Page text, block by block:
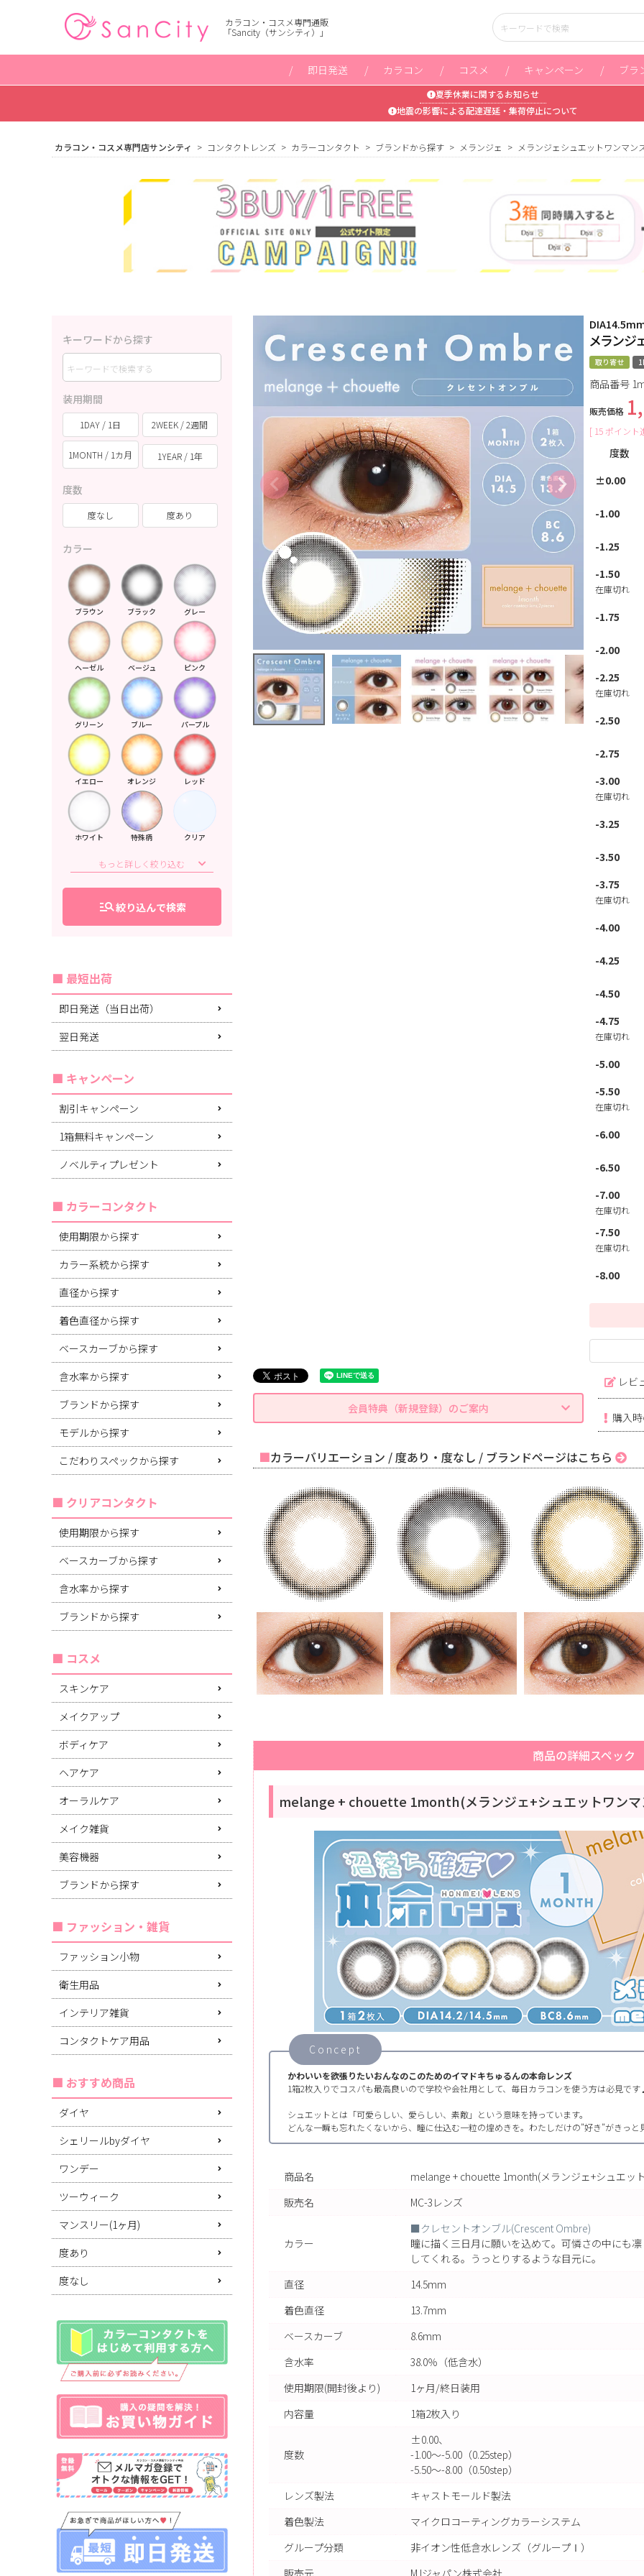
カラコン・コスメ専門通販
「Sancity（サンシティ）」
即日発送 カラコン コスメ キャンペーン ブラ
夏季休業に関するお知らせ
地震の影響による配達遅延・集荷停止について
カラコン・コスメ専門店サンシティ コンタクトレンズ カラーコンタクト ブランドから探す メランジェ メランジェシュエットワンマン
キーワードから探す
装用期間
1DAY / 1日 2WEEK / 2週間
1MONTH / 1カ月 1YEAR / 1年
度数
度なし 度あり
カラー
ブラウン ブラック グレー
ヘーゼル ベージュ ピンク
グリーン ブルー パープル
イエロー オレンジ レッド
ホワイト 特殊柄 クリア
manage_search絞り込んで検索
最短出荷
即日発送（当日出荷）
翌日発送
キャンペーン
割引キャンペーン
1箱無料キャンペーン
ノベルティプレゼント
カラーコンタクト
使用期限から探す
カラー系統から探す
直径から探す
着色直径から探す
ベースカーブから探す
含水率から探す
ブランドから探す
モデルから探す
こだわりスペックから探す
クリアコンタクト
使用期限から探す
ベースカーブから探す
含水率から探す
ブランドから探す
コスメ
スキンケア
メイクアップ
ボディケア
ヘアケア
オーラルケア
メイク雑貨
美容機器
ブランドから探す
ファッション・雑貨
ファッション小物
衛生用品
インテリア雑貨
コンタクトケア用品
おすすめ商品
ダイヤ
シェリールbyダイヤ
ワンデー
ツーウィーク
マンスリー(1ヶ月)
度あり
度なし
メランジ
取り寄せ
商品番号
販売価格
[ 15 ポイント
度数
±0.00
-1.00
-1.25
-1.50
在庫切れ
-1.75
-2.00
-2.25
在庫切れ
-2.50
-2.75
-3.00
在庫切れ
-3.25
-3.50
-3.75
在庫切れ
-4.00
-4.25
-4.50
-4.75
在庫切れ
-5.00
-5.50
在庫切れ
-6.00
-6.50
-7.00
在庫切れ
-7.50
在庫切れ
-8.00
レビ
会員特典（新規登録）のご案内
購入
カラーバリエーション / 度あり・度なし / ブランドページはこちら
商品の詳細スペック
melange + chouette 1month(メランジェ+シュエットワンマ
Concept
かわいいを欲張りたいおんなのこのためのイマドキちゅるんの本命レンズ
1箱2枚入りでコスパも最高良いので学校や会社用として、毎日カラコンを使う方は必見で
シュエットとは「可愛らしい、愛らしい、素敵」という意味を持っています。
どんな一瞬も忘れたくないから、瞳に仕込む一粒の煌めきを。わたしだけの”好き”がきっと
商品名
melange + chouette 1month(メランジェ+シュエッ
販売名
MC-3レンズ
カラー
■クレセントオンブル(Crescent Ombre)
瞳に描く三日月に願いを込めて。可憐さの中にも
してくれる。うっとりするような目元に。
直径
14.5mm
着色直径
13.7mm
ベースカーブ
8.6mm
含水率
38.0％（低含水）
使用期限(開封後より)
1ヶ月/終日装用
内容量
1箱2枚入り
度数
±0.00、
-1.00～-5.00（0.25step）
-5.50～-8.00（0.50step）
レンズ製法
キャストモールド製法
着色製法
マイクロコーティングカラーシステム
グループ分類
非イオン性低含水レンズ（グループⅠ）